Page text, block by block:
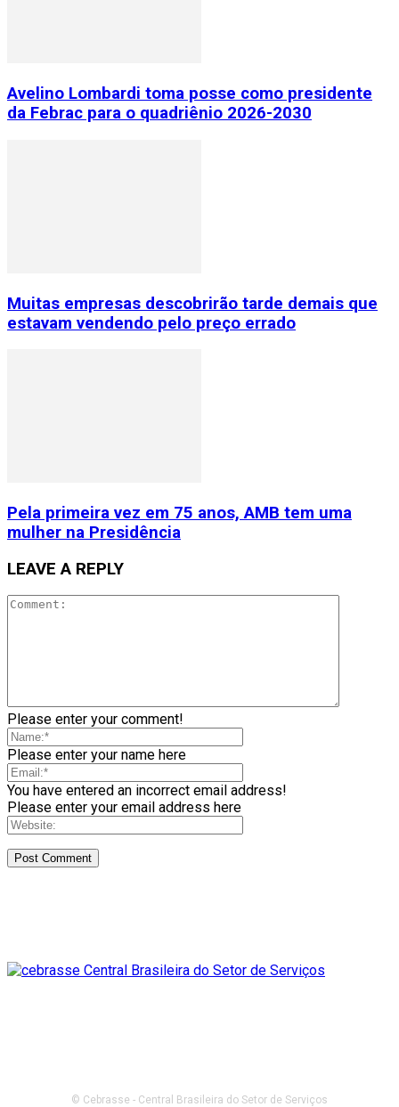
Avelino Lombardi toma posse como presidente
da Febrac para o quadriênio 2026-2030
Muitas empresas descobrirão tarde demais que
estavam vendendo pelo preço errado
Pela primeira vez em 75 anos, AMB tem uma
mulher na Presidência
LEAVE A REPLY
Please enter your comment!
Please enter your name here
You have entered an incorrect email address!
Please enter your email address here
© Cebrasse - Central Brasileira do Setor de Serviços